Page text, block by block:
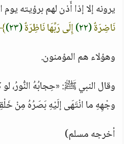
يرونه إلا إذا أَذن لهم برؤيته يوم
نَاضِرَةٌ(٢٢) إِلَى رَبِّهَا نَاظِرَةٌ(٢٣) ﴾
وهؤلاء هم المؤمنون.
وقال النبي ﷺ: «حِجابُهُ النُّورُ،
وجْهِهِ ما انْتَهَى إلَيْهِ بَصَرُهُ مِنْ
أخرجه مسلم)